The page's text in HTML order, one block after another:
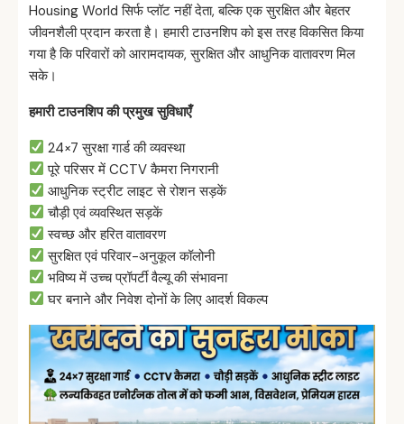
Housing World सिर्फ प्लॉट नहीं देता, बल्कि एक सुरक्षित और बेहतर
जीवनशैली प्रदान करता है। हमारी टाउनशिप को इस तरह विकसित किया
गया है कि परिवारों को आरामदायक, सुरक्षित और आधुनिक वातावरण मिल
सके।
हमारीटाउनशिपकीप्रमुखसुविधाएँ
24×7 सुरक्षा गार्ड की व्यवस्था
पूरे परिसर में CCTV कैमरा निगरानी
आधुनिक स्ट्रीट लाइट से रोशन सड़कें
चौड़ी एवं व्यवस्थित सड़कें
स्वच्छ और हरित वातावरण
सुरक्षित एवं परिवार-अनुकूल कॉलोनी
भविष्य में उच्च प्रॉपर्टी वैल्यू की संभावना
घर बनाने और निवेश दोनों के लिए आदर्श विकल्प